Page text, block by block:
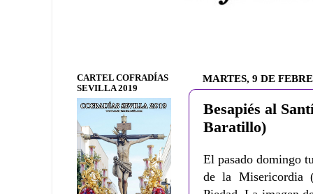
MARTES, 9 DE
Besapiés al
Baratillo)
El pasado domingo
de la Misericordia
CARTEL COFRADÍAS
SEVILLA 2019